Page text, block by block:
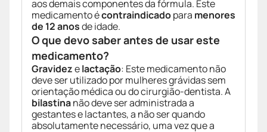
aos demais componentes da fórmula. Este
medicamento écontraindicadopara menores
de 12 anosde idade.
O que devo saber antes de usar este
medicamento?
Gravidezelactação: Este medicamento não
deve ser utilizado por mulheres grávidas sem
orientação médica ou do cirurgião-dentista. A
bilastinanão deve ser administrada a
gestantes e lactantes, a não ser quando
absolutamente necessário, uma vez que a